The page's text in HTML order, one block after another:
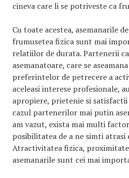
cineva care li se potriveste ca
Cu toate acestea, asemanarile
frumusetea fizica sunt mai
relatiilor de durata. Partenerii
asemanatoare, care se
preferintelor de petrecere a
aceleasi interese profesionale,
apropiere, prietenie si
cazul partenerilor mai putin
am vazut, exista mai multi
posibilitatea de a ne simti atrasi
Atractivitatea fizica,
asemanarile sunt cei mai